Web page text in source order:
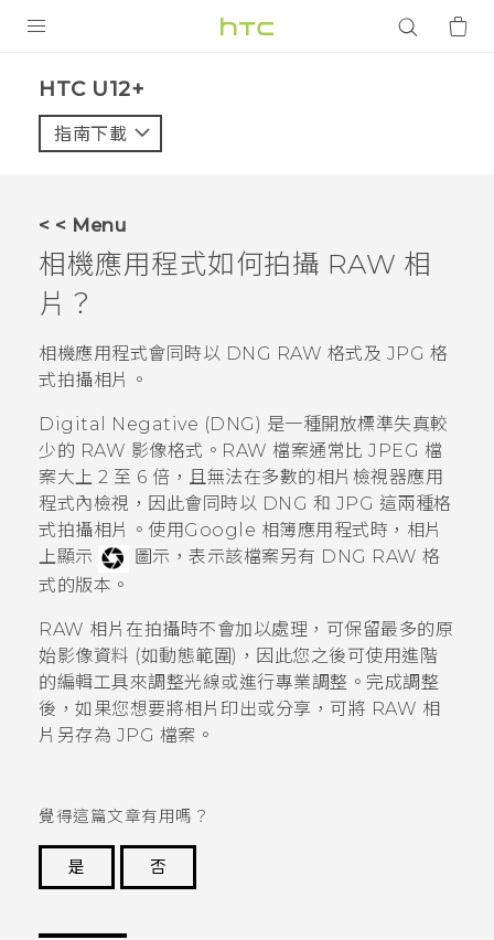
VIVE
VIVERSE
應用程式
支援服務
登入
HTC U12+‎
指南下載
< < Menu
相機應用程式如何拍攝 RAW 相
片？
相機應用程式會同時以 DNG RAW 格式及 JPG 格
式拍攝相片。
Digital Negative (DNG) 是一種開放標準失真較
少的 RAW 影像格式。RAW 檔案通常比 JPEG 檔
案大上 2 至 6 倍，且無法在多數的相片檢視器應用
程式內檢視，因此會同時以 DNG 和 JPG 這兩種格
式拍攝相片。使用Google 相簿應用程式時，相片
上顯示
圖示，表示該檔案另有 DNG RAW 格
式的版本。
RAW 相片在拍攝時不會加以處理，可保留最多的原
始影像資料 (如動態範圍)，因此您之後可使用進階
的編輯工具來調整光線或進行專業調整。完成調整
後，如果您想要將相片印出或分享，可將 RAW 相
片另存為 JPG 檔案。
覺得這篇文章有用嗎？
是
否